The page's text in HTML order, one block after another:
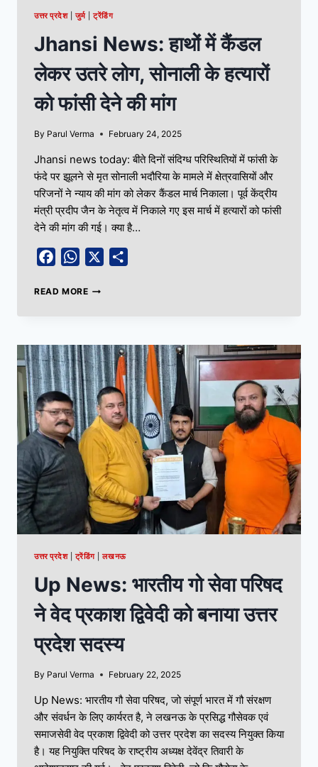
उत्तर प्रदेश|जुर्म|ट्रेंडिंग
Jhansi News: हाथों में कैंडल
लेकर उतरे लोग, सोनाली के हत्यारों
को फांसी देने की मांग
By Parul Verma February 24, 2025
Jhansi news today: बीते दिनों संदिग्ध परिस्थितियों में फांसी के
फंदे पर झूलने से मृत सोनाली भदौरिया के मामले में क्षेत्रवासियों और
परिजनों ने न्याय की मांग को लेकर कैंडल मार्च निकाला। पूर्व केंद्रीय
मंत्री प्रदीप जैन के नेतृत्व में निकाले गए इस मार्च में हत्यारों को फांसी
देने की मांग की गई। क्या है…
FacebookWhatsApp
READ MORE
उत्तर प्रदेश|ट्रेंडिंग|लखनऊ
Up News: भारतीय गो सेवा परिषद
ने वेद प्रकाश द्विवेदी को बनाया उत्तर
प्रदेश सदस्य
By Parul Verma February 22, 2025
Up News: भारतीय गौ सेवा परिषद, जो संपूर्ण भारत में गौ संरक्षण
और संवर्धन के लिए कार्यरत है, ने लखनऊ के प्रसिद्ध गौसेवक एवं
समाजसेवी वेद प्रकाश द्विवेदी को उत्तर प्रदेश का सदस्य नियुक्त किया
है। यह नियुक्ति परिषद के राष्ट्रीय अध्यक्ष देवेंद्र तिवारी के